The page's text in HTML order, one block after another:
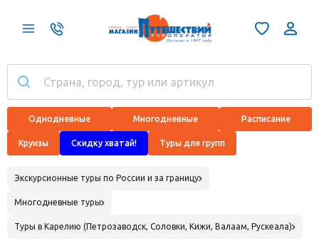
Однодневные Многодневные Расписание
Круизы Скидку хватай! Туры для групп
Экскурсионные туры по России и за границу
Многодневные туры
Туры в Карелию (Петрозаводск, Соловки, Кижи, Валаам, Рускеала)